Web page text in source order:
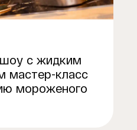
с жидким
мастер-класс
мороженого